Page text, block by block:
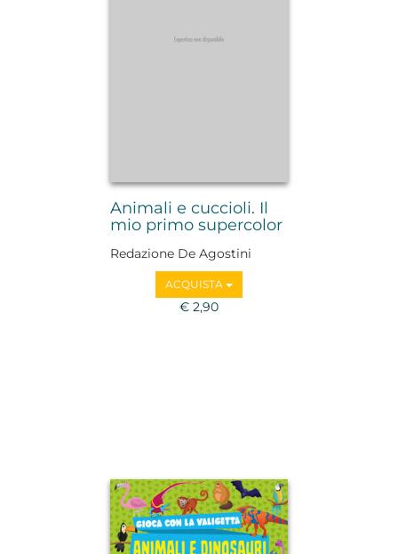
Animali e cuccioli. Il
mio primo supercolor
Redazione De Agostini
ACQUISTA
€ 2,90